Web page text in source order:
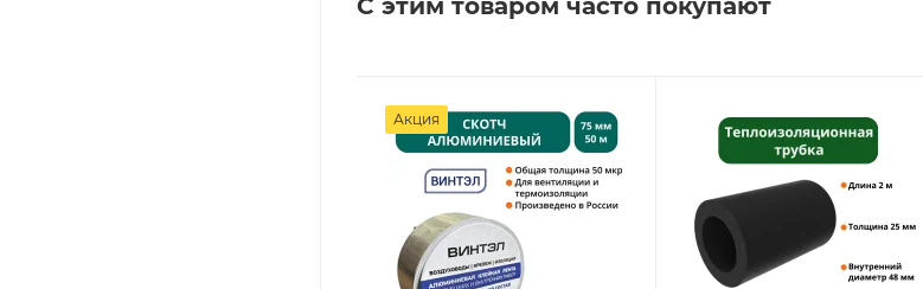
С этим товаром часто покупают
Акция